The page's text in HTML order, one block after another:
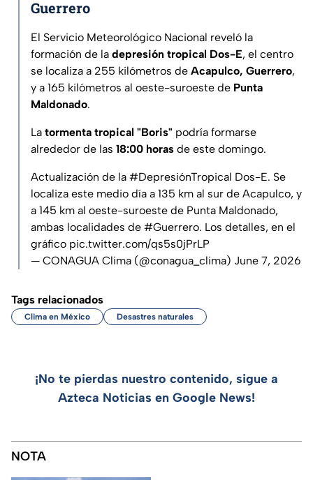
Guerrero
El Servicio Meteorológico Nacional reveló la
formación de la depresión tropical Dos-E, el centro
se localiza a 255 kilómetros de Acapulco, Guerrero,
y a 165 kilómetros al oeste-suroeste de Punta
Maldonado.
La tormenta tropical "Boris" podría formarse
alrededor de las 18:00 horas de este domingo.
Actualización de la #DepresiónTropical Dos-E. Se
localiza este medio día a 135 km al sur de Acapulco, y
a 145 km al oeste-suroeste de Punta Maldonado,
ambas localidades de #Guerrero. Los detalles, en el
gráfico pic.twitter.com/qs5s0jPrLP
— CONAGUA Clima (@conagua_clima) June 7, 2026
Tags relacionados
Clima en México Desastres naturales
¡No te pierdas nuestro contenido, sigue a
Azteca Noticias en Google News!
NOTA